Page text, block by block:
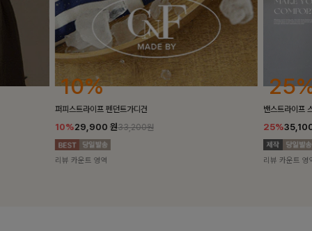
25%
밴스트라이프 스트링원피스
25%35,100 원46,800원
리뷰 카운트 영역
10%
[5천장돌파/
10%
리뷰 카운트 영